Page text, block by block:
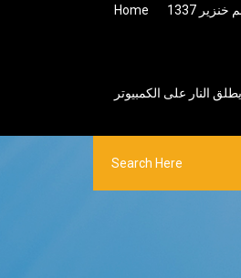
Home
النار على الكمبيوتر